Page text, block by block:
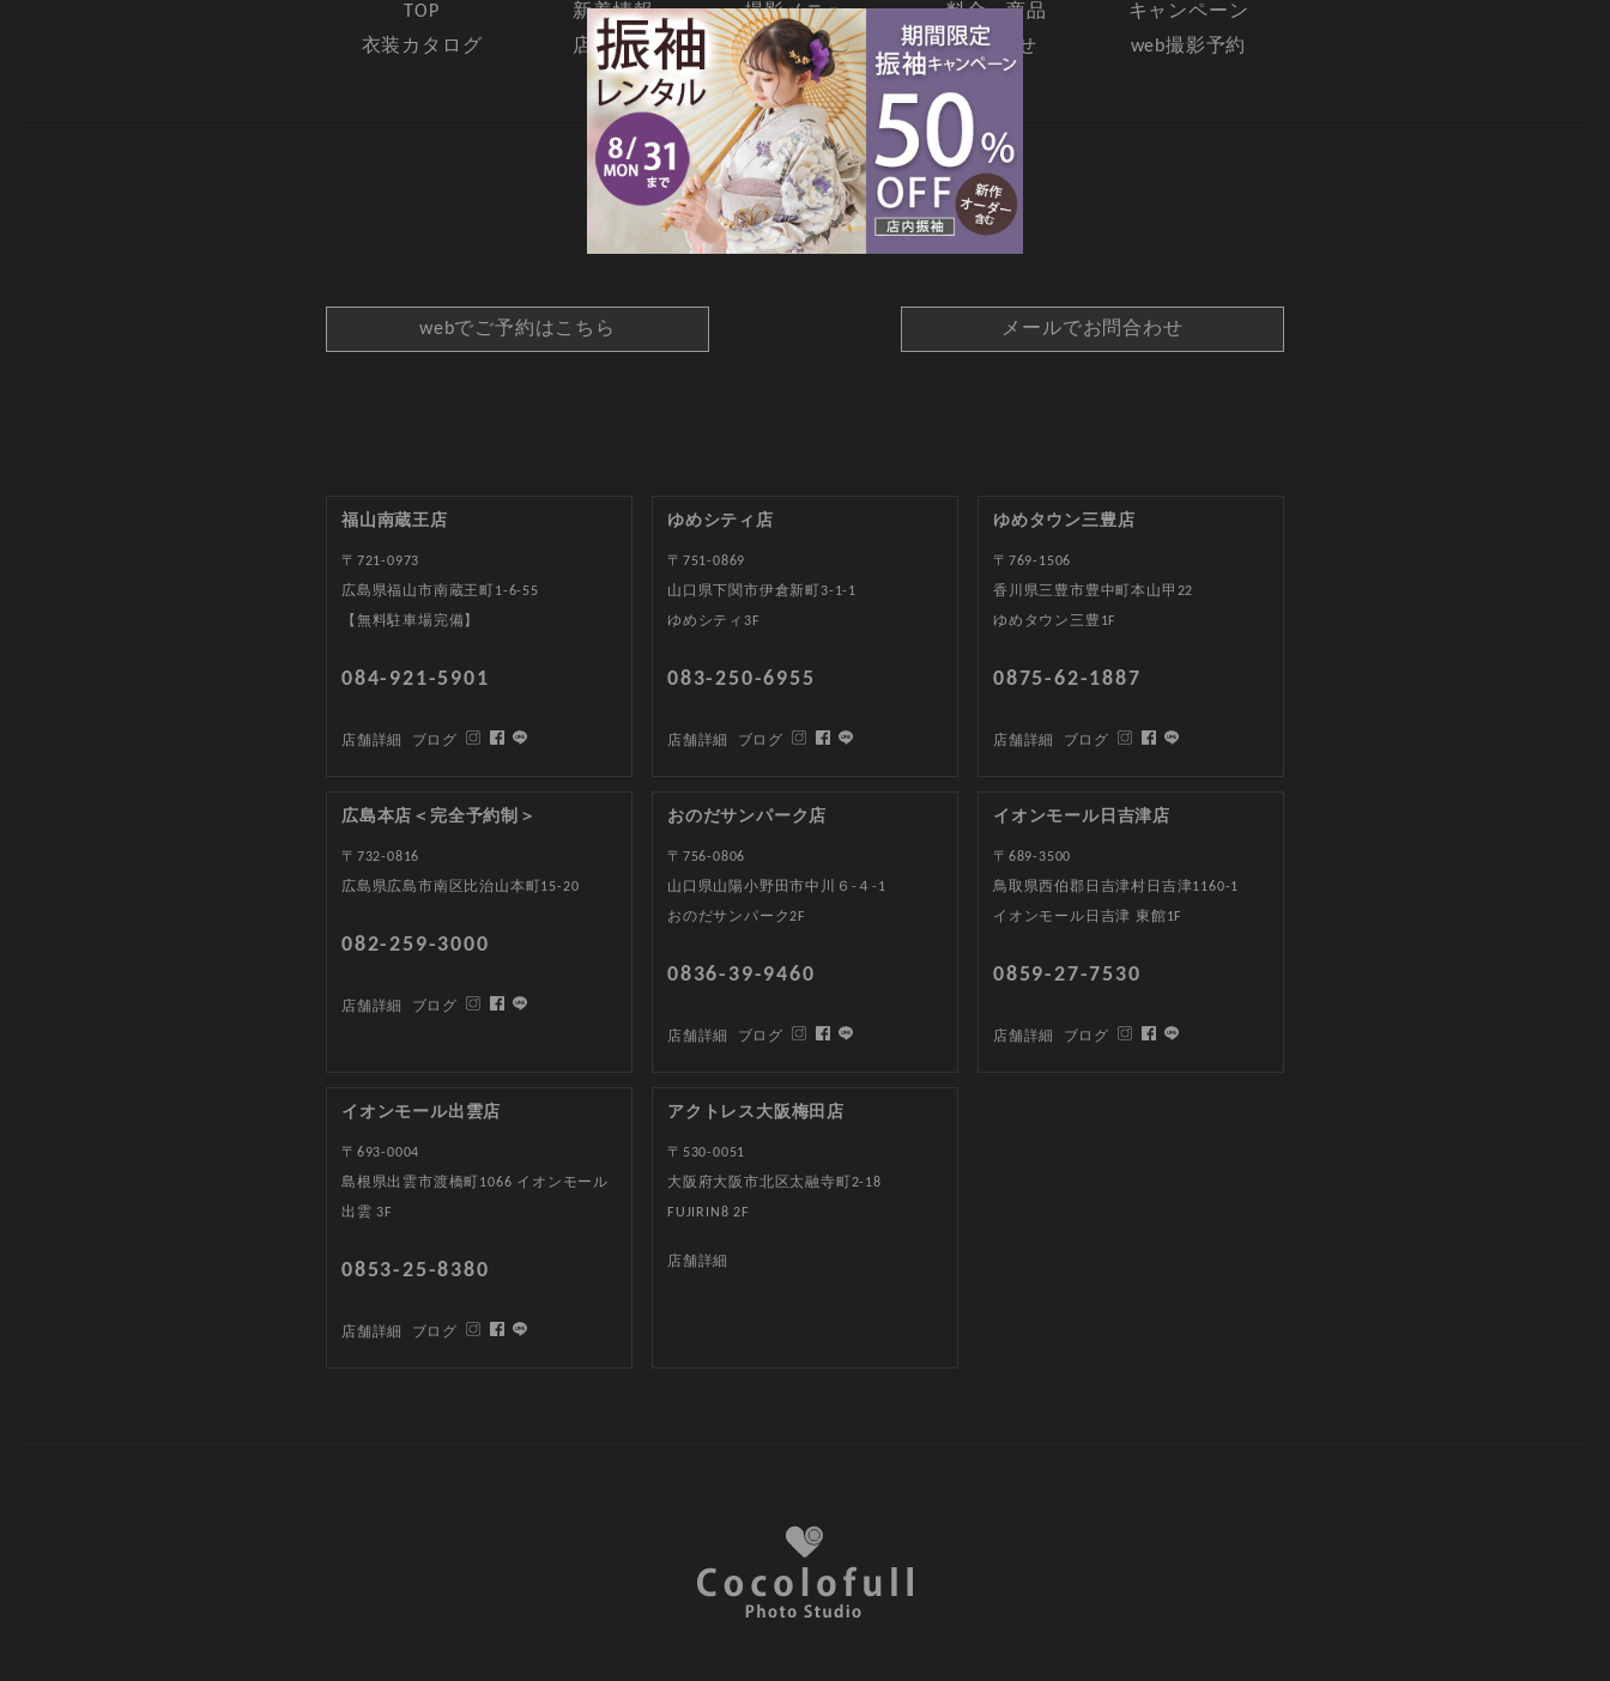
TOP 新着情報 撮影メニュー 料金・商品
キャンペーン
衣装カタログ
店舗情報 よくあるご質問 お問合せ web撮影予約
CONTACT
webでご予約はこちら メールでお問合わせ
福山南蔵王店
〒721-0973
広島県福山市南蔵王町1-6-55
【無料駐車場完備】
084-921-5901
店舗詳細 ブログ
ゆめシティ店
〒751-0869
山口県下関市伊倉新町3-1-1
ゆめシティ3F
083-250-6955
店舗詳細 ブログ
ゆめタウン三豊店
〒769-1506
香川県三豊市豊中町本山甲22
ゆめタウン三豊1F
0875-62-1887
店舗詳細 ブログ
広島本店＜完全予約制＞
〒732-0816
広島県広島市南区比治山本町15-20
082-259-3000
店舗詳細 ブログ
おのだサンパーク店
〒756-0806
山口県山陽小野田市中川６-４-1
おのだサンパーク2F
0836-39-9460
店舗詳細 ブログ
イオンモール日吉津店
〒689-3500
鳥取県西伯郡日吉津村日吉津1160-1
イオンモール日吉津 東館1F
0859-27-7530
店舗詳細 ブログ
イオンモール出雲店
〒693-0004
島根県出雲市渡橋町1066 イオンモール
出雲 3F
0853-25-8380
店舗詳細 ブログ
アクトレス大阪梅田店
〒530-0051
大阪府大阪市北区太融寺町2-18
FUJIRIN8 2F
店舗詳細